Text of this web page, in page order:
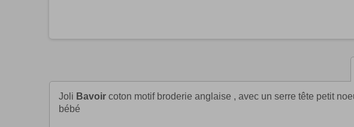
Joli Bavoir coton motif broderie anglaise , avec un serre tête petit
bébé